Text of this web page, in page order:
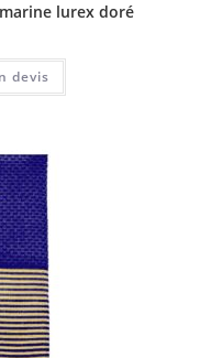
lurex doré
devis